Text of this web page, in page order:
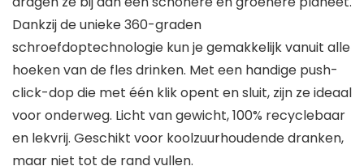
Dankzij de unieke 360-graden
schroefdoptechnologie kun je gemakkelijk vanuit alle
hoeken van de fles drinken. Met een handige push-
click-dop die met één klik opent en sluit, zijn ze ideaal
voor onderweg. Licht van gewicht, 100% recyclebaar
en lekvrij. Geschikt voor koolzuurhoudende dranken,
maar niet tot de rand vullen.